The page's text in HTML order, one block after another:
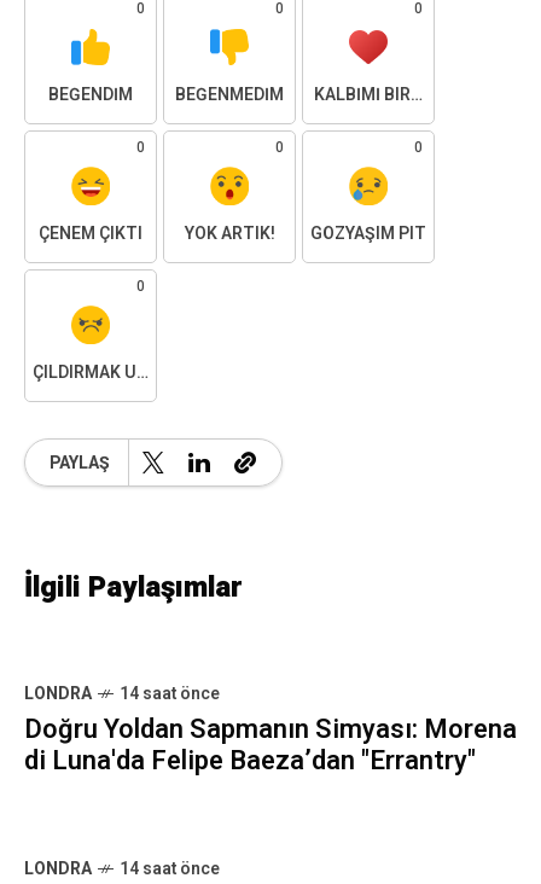
0
BEĞENDIM
0
BEĞENMEDIM
0
KALBIMI BIRAKTIM
0
ÇENEM ÇIKTI
0
YOK ARTIK!
0
GÖZYAŞIM PIT
0
ÇILDIRMAK ÜZEREYIM
PAYLAŞ
İlgili Paylaşımlar
LONDRA 14 saat önce
Doğru Yoldan Sapmanın Simyası: Morena
di Luna'da Felipe Baeza’dan "Errantry"
LONDRA 14 saat önce